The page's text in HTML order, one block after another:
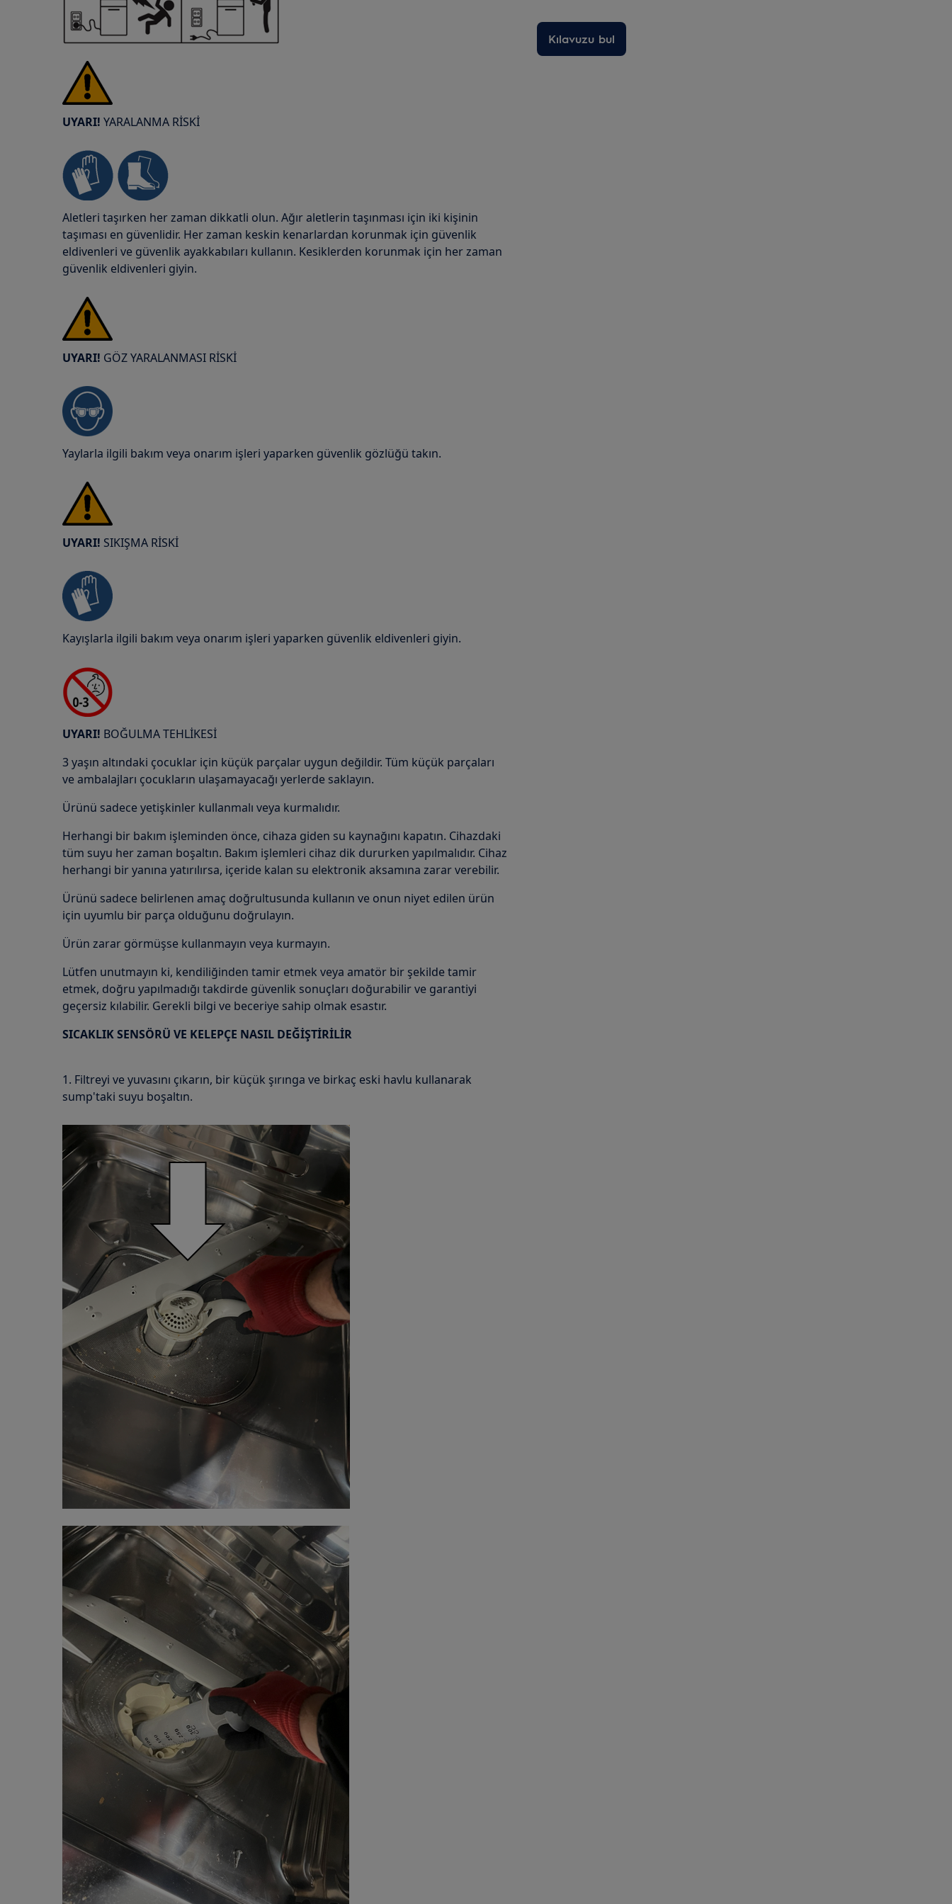
UYARI! YARALANMA RİSKİ
Aletleri taşırken her zaman dikkatli olun. Ağır aletlerin taşınması için iki kişinin
taşıması en güvenlidir. Her zaman keskin kenarlardan korunmak için güvenlik
eldivenleri ve güvenlik ayakkabıları kullanın. Kesiklerden korunmak için her zaman
güvenlik eldivenleri giyin.
UYARI! GÖZ YARALANMASI RİSKİ
Yaylarla ilgili bakım veya onarım işleri yaparken güvenlik gözlüğü takın.
UYARI! SIKIŞMA RİSKİ
Kayışlarla ilgili bakım veya onarım işleri yaparken güvenlik eldivenleri giyin.
UYARI! BOĞULMA TEHLİKESİ
3 yaşın altındaki çocuklar için küçük parçalar uygun değildir. Tüm küçük parçaları
ve ambalajları çocukların ulaşamayacağı yerlerde saklayın.
Ürünü sadece yetişkinler kullanmalı veya kurmalıdır.
Herhangi bir bakım işleminden önce, cihaza giden su kaynağını kapatın. Cihazdaki
tüm suyu her zaman boşaltın. Bakım işlemleri cihaz dik dururken yapılmalıdır. Cihaz
herhangi bir yanına yatırılırsa, içeride kalan su elektronik aksamına zarar verebilir.
Ürünü sadece belirlenen amaç doğrultusunda kullanın ve onun niyet edilen ürün
için uyumlu bir parça olduğunu doğrulayın.
Ürün zarar görmüşse kullanmayın veya kurmayın.
Lütfen unutmayın ki, kendiliğinden tamir etmek veya amatör bir şekilde tamir
etmek, doğru yapılmadığı takdirde güvenlik sonuçları doğurabilir ve garantiyi
geçersiz kılabilir. Gerekli bilgi ve beceriye sahip olmak esastır.
SICAKLIK SENSÖRÜ VE KELEPÇE NASIL DEĞİŞTİRİLİR
1. Filtreyi ve yuvasını çıkarın, bir küçük şırınga ve birkaç eski havlu kullanarak
sump'taki suyu boşaltın.
Kılavuzu bul